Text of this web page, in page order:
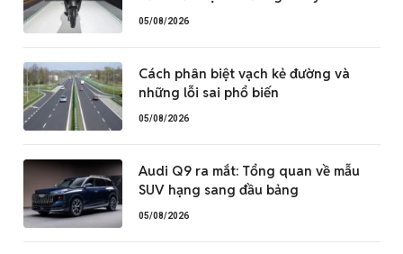
05/08/2026
Cách phân biệt vạch kẻ đường và
những lỗi sai phổ biến
05/08/2026
Audi Q9 ra mắt: Tổng quan về mẫu
SUV hạng sang đầu bảng
05/08/2026